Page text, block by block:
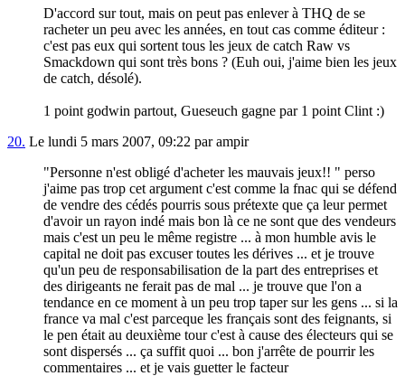
D'accord sur tout, mais on peut pas enlever à THQ de se
racheter un peu avec les années, en tout cas comme éditeur :
c'est pas eux qui sortent tous les jeux de catch Raw vs
Smackdown qui sont très bons ? (Euh oui, j'aime bien les jeux
de catch, désolé).
1 point godwin partout, Gueseuch gagne par 1 point Clint :)
20. Le lundi 5 mars 2007, 09:22 par ampir
"Personne n'est obligé d'acheter les mauvais jeux!! " perso
j'aime pas trop cet argument c'est comme la fnac qui se défend
de vendre des cédés pourris sous prétexte que ça leur permet
d'avoir un rayon indé mais bon là ce ne sont que des vendeurs
mais c'est un peu le même registre ... à mon humble avis le
capital ne doit pas excuser toutes les dérives ... et je trouve
qu'un peu de responsabilisation de la part des entreprises et
des dirigeants ne ferait pas de mal ... je trouve que l'on a
tendance en ce moment à un peu trop taper sur les gens ... si la
france va mal c'est parceque les français sont des feignants, si
le pen était au deuxième tour c'est à cause des électeurs qui se
sont dispersés ... ça suffit quoi ... bon j'arrête de pourrir les
commentaires ... et je vais guetter le facteur